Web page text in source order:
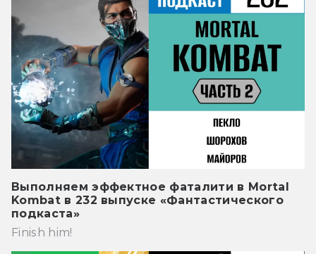
Выполняем эффектное фаталити в Mortal
Kombat в 232 выпуске «Фантастического
подкаста»
Finish him!